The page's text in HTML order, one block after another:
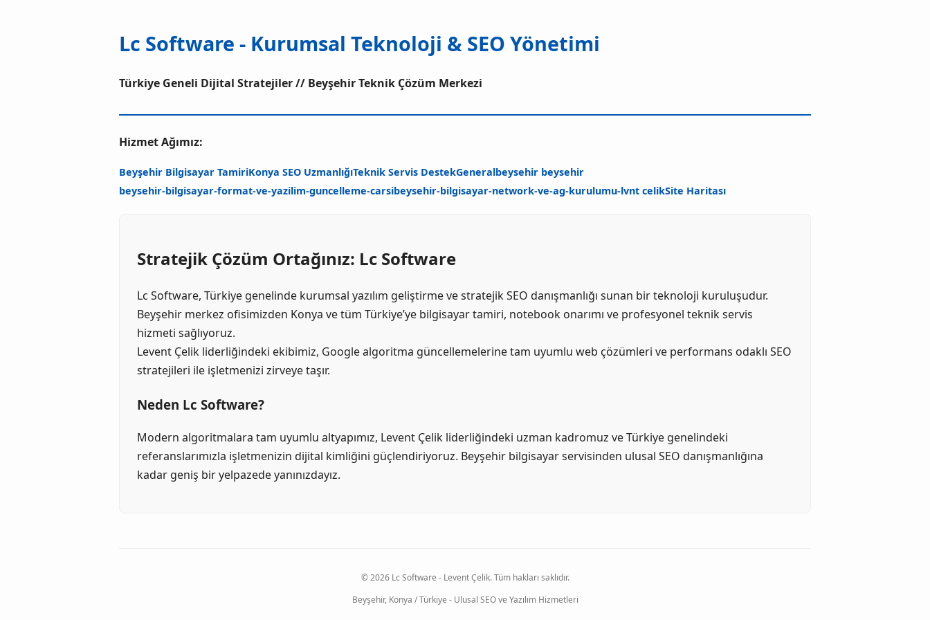
Lc Software - Kurumsal Teknoloji & SEO Yönetimi
Türkiye Geneli Dijital Stratejiler // Beyşehir Teknik Çözüm Merkezi
Hizmet Ağımız:
Beyşehir Bilgisayar TamiriKonya SEO UzmanlığıTeknik Servis DestekGeneralbeysehir beysehir
beysehir-bilgisayar-format-ve-yazilim-guncelleme-carsibeysehir-bilgisayar-network-ve-ag-kurulumu-lvnt celikSite Haritası
Stratejik Çözüm Ortağınız: Lc Software
Lc Software, Türkiye genelinde kurumsal yazılım geliştirme ve stratejik SEO danışmanlığı sunan bir teknoloji kuruluşudur.
Beyşehir merkez ofisimizden Konya ve tüm Türkiye’ye bilgisayar tamiri, notebook onarımı ve profesyonel teknik servis
hizmeti sağlıyoruz.
Levent Çelik liderliğindeki ekibimiz, Google algoritma güncellemelerine tam uyumlu web çözümleri ve performans odaklı SEO
stratejileri ile işletmenizi zirveye taşır.
Neden Lc Software?
Modern algoritmalara tam uyumlu altyapımız, Levent Çelik liderliğindeki uzman kadromuz ve Türkiye genelindeki
referanslarımızla işletmenizin dijital kimliğini güçlendiriyoruz. Beyşehir bilgisayar servisinden ulusal SEO danışmanlığına
kadar geniş bir yelpazede yanınızdayız.
© 2026 Lc Software - Levent Çelik. Tüm hakları saklıdır.
Beyşehir, Konya / Türkiye - Ulusal SEO ve Yazılım Hizmetleri